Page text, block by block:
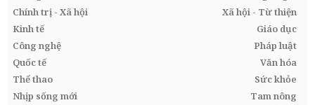
Chính trị - Xã hội
Xã hội - Từ thiện
Kinh tế
Giáo dục
Công nghệ
Pháp luật
Quốc tế
Văn hóa
Thể thao
Sức khỏe
Nhịp sống mới
Tam nông